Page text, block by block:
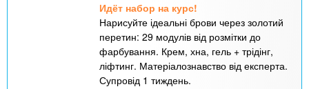
Идёт набор на курс!
Нарисуйте ідеальні брови через золотий
перетин: 29 модулів від розмітки до
фарбування. Крем, хна, гель + трідінг,
ліфтинг. Матеріалознавство від експерта.
Супровід 1 тиждень.